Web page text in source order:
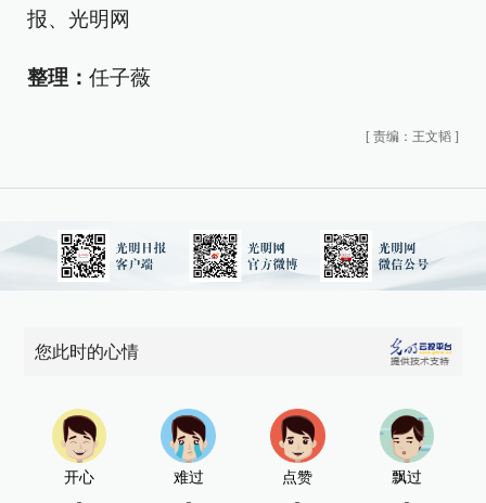
报、光明网
整理： 任子薇
[ 责编：王文韬 ]
您此时的心情
开心 难过 点赞 飘过